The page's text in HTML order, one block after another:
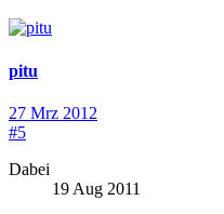
pitu
27 Mrz 2012
#5
Dabei
19 Aug 2011